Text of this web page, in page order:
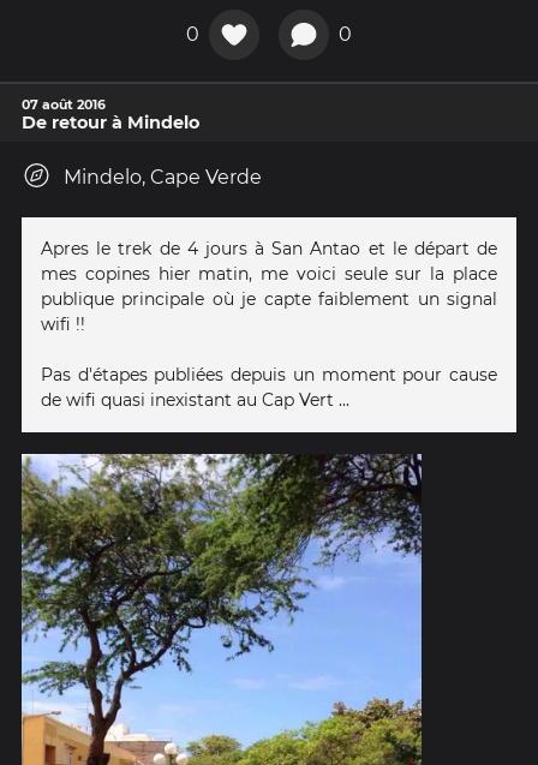
0 0
07 août 2016
De retour à Mindelo
Mindelo, Cape Verde
Apres le trek de 4 jours à San Antao et le départ de
mes copines hier matin, me voici seule sur la place
publique principale où je capte faiblement un signal
wifi !!
Pas d'étapes publiées depuis un moment pour cause
de wifi quasi inexistant au Cap Vert ...